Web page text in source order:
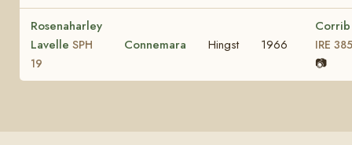
Rosenaharley
Lavelle SPH
19
Connemara Hingst 1966
Corrib
IRE 385
📷